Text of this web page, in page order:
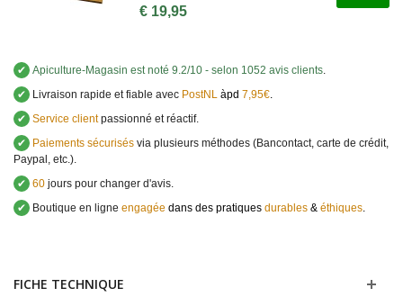
€ 19,95
✔ Apiculture-Magasin est noté 9.2/10 - selon 1052 avis clients.
✔
Livraison rapide et fiable avec PostNL àpd 7,95€.
✔ Service clientpassionné et réactif.
✔
Paiements sécurisés via plusieurs méthodes (Bancontact, carte de crédit,
Paypal, etc.).
✔ 60 jours pour changer d'avis.
✔
Boutique en ligne engagée dans des pratiques durables & éthiques.
FICHE TECHNIQUE